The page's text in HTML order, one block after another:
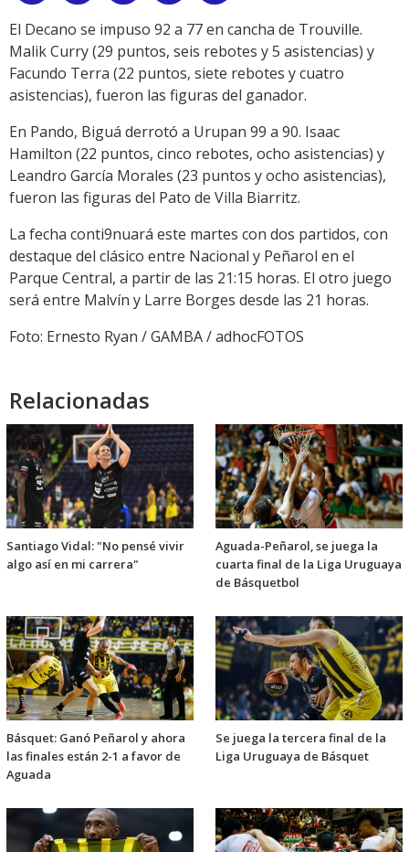
Link
El Decano se impuso 92 a 77 en cancha de Trouville.
Malik Curry (29 puntos, seis rebotes y 5 asistencias) y
Facundo Terra (22 puntos, siete rebotes y cuatro
asistencias), fueron las figuras del ganador.
En Pando, Biguá derrotó a Urupan 99 a 90. Isaac
Hamilton (22 puntos, cinco rebotes, ocho asistencias) y
Leandro García Morales (23 puntos y ocho asistencias),
fueron las figuras del Pato de Villa Biarritz.
La fecha conti9nuará este martes con dos partidos, con
destaque del clásico entre Nacional y Peñarol en el
Parque Central, a partir de las 21:15 horas. El otro juego
será entre Malvín y Larre Borges desde las 21 horas.
Foto: Ernesto Ryan / GAMBA / adhocFOTOS
Relacionadas
Santiago Vidal: "No pensé vivir
algo así en mi carrera"
Aguada-Peñarol, se juega la
cuarta final de la Liga Uruguaya
de Básquetbol
Básquet: Ganó Peñarol y ahora
las finales están 2-1 a favor de
Aguada
Se juega la tercera final de la
Liga Uruguaya de Básquet